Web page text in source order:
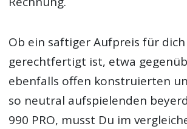
Ob ein saftiger Aufpreis für dich
gerechtfertigt ist, etwa
ebenfalls offen konstruierten
so neutral aufspielenden
990 PRO, musst Du im